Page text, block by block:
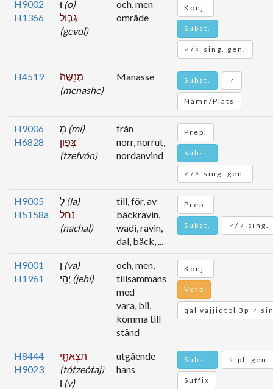
H9002
H1366
(o)
גְב֤וּל
(gevol)
och, men
område
Konj.
Subst.
♂/♀ sing. gen.
H4519
מְנַשֶּׁה֙
(menashe)
Manasse Subst. ♂
Namn/Plats
H9006
H6828
(mi)
צְּפ֣וֹן
(tzefvón)
från
norr, norrut,
nordanvind
Prep.
Subst.
♂/♀ sing. gen.
H9005
H5158a
(la)
נַּ֔חַל
(nachal)
till, för, av
bäckravin,
wadi, ravin,
dal, bäck, ...
Prep.
Subst. ♂/♀ sing.
H9001
H1961
(va)
(jehi)
och, men,
tillsammans
med
vara, bli,
komma till
stånd
Konj.
Verb
qal vajjiqtol 3p ♂
H8444
H9023
תֹצְאֹתָ֖י
(tótzeótaj)
(v)
utgående
hans
Subst. ♀ pl. gen.
Suffix